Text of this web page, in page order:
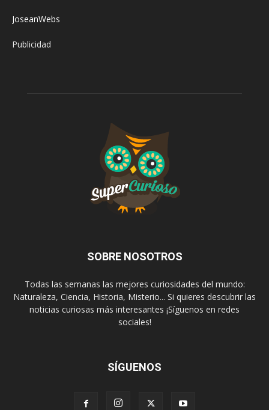
JoseanWebs
Publicidad
SOBRE NOSOTROS
Todas las semanas las mejores curiosidades del mundo:
Naturaleza, Ciencia, Historia, Misterio... Si quieres descubrir las
noticias curiosas más interesantes ¡Síguenos en redes
sociales!
SÍGUENOS